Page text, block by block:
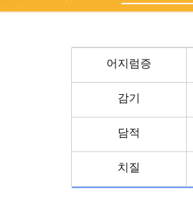
소아질환클리닉
안·이비인후질환클리닉
비만클리닉
생활습관클리닉
난치·내분비질환관리
사상체질진단
어지럼증
감기
담적
치질